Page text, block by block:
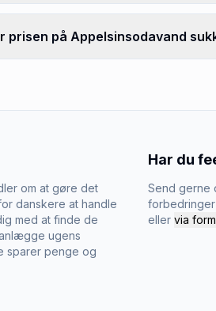
prisen på Appelsinsodavand
om at gøre det
danskere at handle
med at finde de
ugens
sparer penge og
Har du
Send gerne
eller via